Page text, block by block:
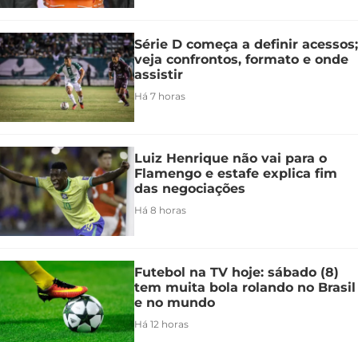
Série D começa a definir acessos;
veja confrontos, formato e onde
assistir
Há 7 horas
Luiz Henrique não vai para o
Flamengo e estafe explica fim
das negociações
Há 8 horas
Futebol na TV hoje: sábado (8)
tem muita bola rolando no Brasil
e no mundo
Há 12 horas